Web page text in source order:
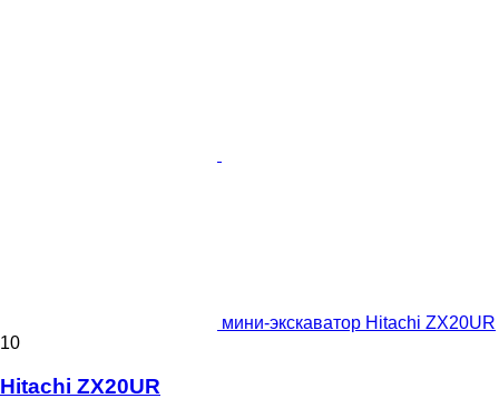
мини-экскаватор Hitachi ZX20UR
10
Hitachi ZX20UR